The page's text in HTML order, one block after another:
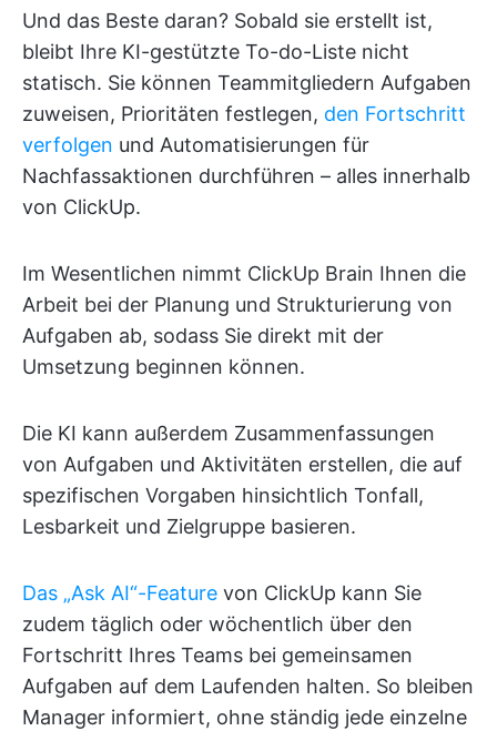
Und das Beste daran? Sobald sie erstellt ist,
bleibt Ihre KI-gestützte To-do-Liste nicht
statisch. Sie können Teammitgliedern Aufgaben
zuweisen, Prioritäten festlegen, den Fortschritt
verfolgen und Automatisierungen für
Nachfassaktionen durchführen – alles innerhalb
von ClickUp.
Im Wesentlichen nimmt ClickUp Brain Ihnen die
Arbeit bei der Planung und Strukturierung von
Aufgaben ab, sodass Sie direkt mit der
Umsetzung beginnen können.
Die KI kann außerdem Zusammenfassungen
von Aufgaben und Aktivitäten erstellen, die auf
spezifischen Vorgaben hinsichtlich Tonfall,
Lesbarkeit und Zielgruppe basieren.
Das „Ask AI“-Feature von ClickUp kann Sie
zudem täglich oder wöchentlich über den
Fortschritt Ihres Teams bei gemeinsamen
Aufgaben auf dem Laufenden halten. So bleiben
Manager informiert, ohne ständig jede einzelne